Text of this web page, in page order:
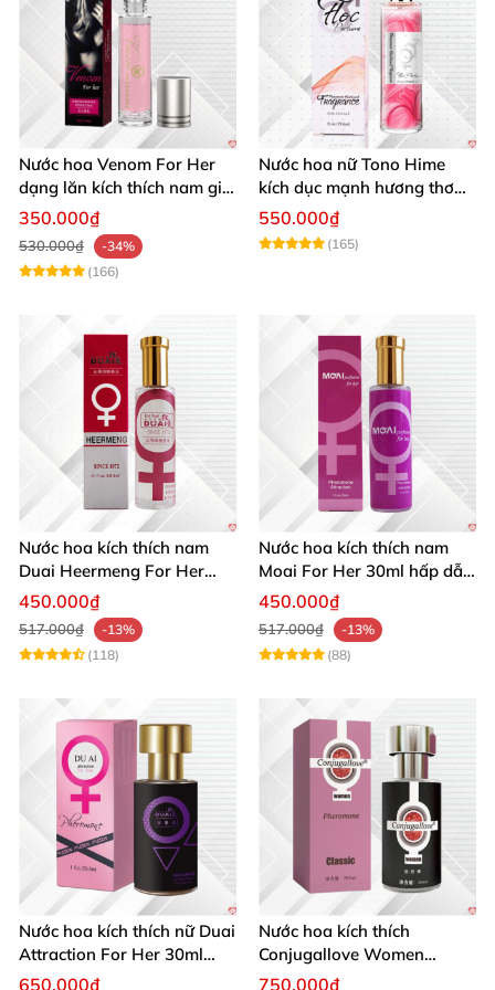
Nước hoa Venom For Her
dạng lăn kích thích nam giới
tăng ham muốn mua ngay
350.000₫
530.000₫
-34%
(166)
Nước hoa nữ Tono Hime
kích dục mạnh hương thơm
quyến rũ
550.000₫
(165)
Nước hoa kích thích nam
Duai Heermeng For Her
mùi quyến rũ chai 29.5ml
450.000₫
517.000₫
-13%
(118)
Nước hoa kích thích nam
Moai For Her 30ml hấp dẫn
quyến rũ khách hàng
450.000₫
517.000₫
-13%
(88)
Nước hoa kích thích nữ Duai
Attraction For Her 30ml
tăng cường hưng phấn sôi
650.000₫
Nước hoa kích thích
Conjugallove Women
29.5ml hấp dẫn đam mê
750.000₫